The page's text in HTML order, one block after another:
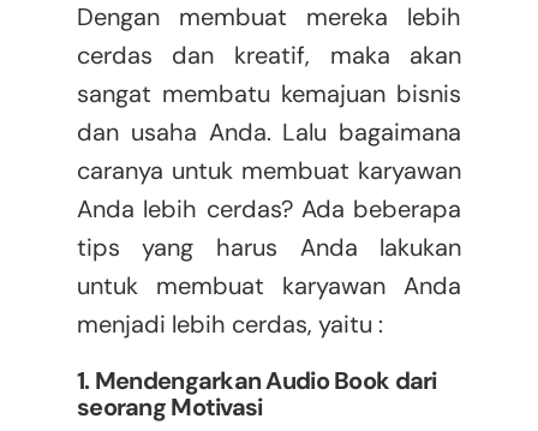
Dengan membuat mereka lebih
cerdas dan kreatif, maka akan
sangat membatu kemajuan bisnis
dan usaha Anda. Lalu bagaimana
caranya untuk membuat karyawan
Anda lebih cerdas? Ada beberapa
tips yang harus Anda lakukan
untuk membuat karyawan Anda
menjadi lebih cerdas, yaitu :
1. Mendengarkan Audio Book dari
seorang Motivasi